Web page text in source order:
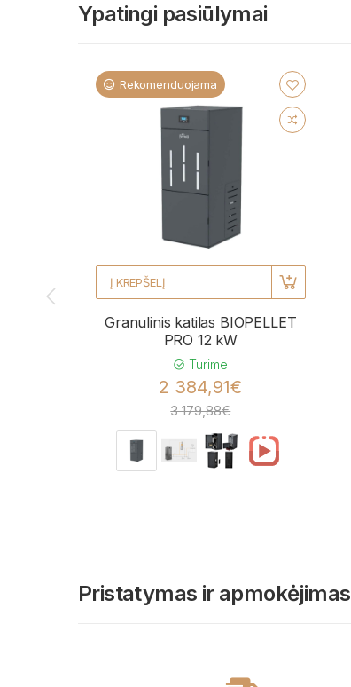
Ypatingi pasiūlymai
Rekomenduojama
Į KREPŠELĮ
Granulinis katilas BIOPELLET
PRO 12 kW
Turime
2 384,91€
3 179,88€
Pristatymas ir apmokėjimas